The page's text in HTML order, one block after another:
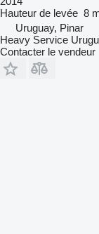
Hauteur de levée 8
Uruguay, Pinar
Heavy Service
Contacter le vendeur